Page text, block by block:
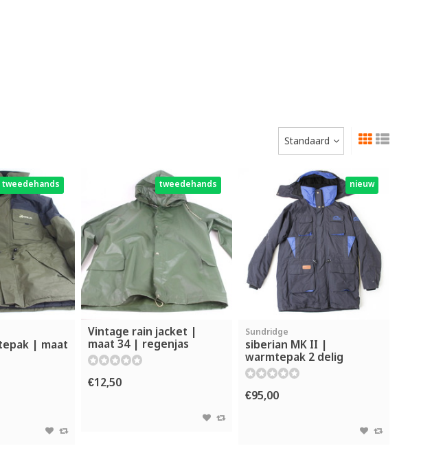
Standaard
tweedehands
| maat
tweedehands
Vintage rain jacket |
maat 34 | regenjas
€12,50
nieuw
Sundridge
siberian MK II |
warmtepak 2 delig
€95,00